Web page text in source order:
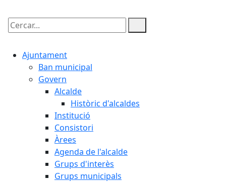
Cercar:
Ajuntament
Ban municipal
Govern
Alcalde
Històric d'alcaldes
Institució
Consistori
Àrees
Agenda de l'alcalde
Grups d'interès
Grups municipals